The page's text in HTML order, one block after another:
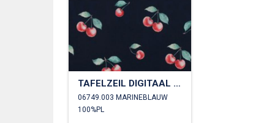
TAFELZEIL DIGITAAL WATERAFSTOTEND KERSEN
06749.003 MARINEBLAUW
100%PL